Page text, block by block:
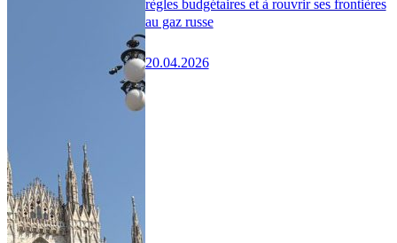
règles budgétaires et à rouvrir ses frontières
au gaz russe
20.04.2026